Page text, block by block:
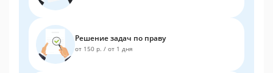
Решение задач по праву
от 150 р. / от 1 дня